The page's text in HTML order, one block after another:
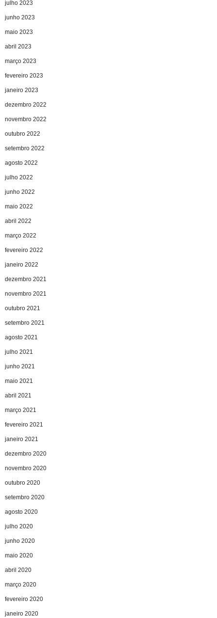
julho 2023
junho 2023
maio 2023
abril 2023
março 2023
fevereiro 2023
janeiro 2023
dezembro 2022
novembro 2022
outubro 2022
setembro 2022
agosto 2022
julho 2022
junho 2022
maio 2022
abril 2022
março 2022
fevereiro 2022
janeiro 2022
dezembro 2021
novembro 2021
outubro 2021
setembro 2021
agosto 2021
julho 2021
junho 2021
maio 2021
abril 2021
março 2021
fevereiro 2021
janeiro 2021
dezembro 2020
novembro 2020
outubro 2020
setembro 2020
agosto 2020
julho 2020
junho 2020
maio 2020
abril 2020
março 2020
fevereiro 2020
janeiro 2020